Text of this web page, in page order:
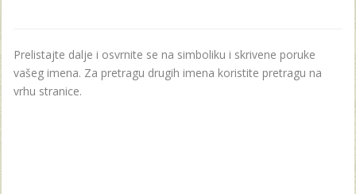
Prelistajte dalje i osvrnite se na simboliku i skrivene poruke
vašeg imena. Za pretragu drugih imena koristite pretragu na
vrhu stranice.